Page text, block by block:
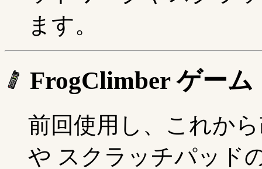
ます。
FrogClimber ゲーム
前回使用し、これか
や スクラッチパッド